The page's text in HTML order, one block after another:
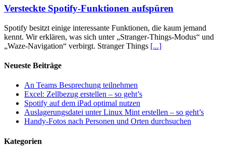
Versteckte Spotify-Funktionen aufspüren
Spotify besitzt einige interessante Funktionen, die kaum jemand
kennt. Wir erklären, was sich unter „Stranger-Things-Modus“ und
„Waze-Navigation“ verbirgt. Stranger Things [...]
Neueste Beiträge
An Teams Besprechung teilnehmen
Excel: Zellbezug erstellen – so geht’s
Spotify auf dem iPad optimal nutzen
Auslagerungsdatei unter Linux Mint erstellen – so geht’s
Handy-Fotos nach Personen und Orten durchsuchen
Kategorien